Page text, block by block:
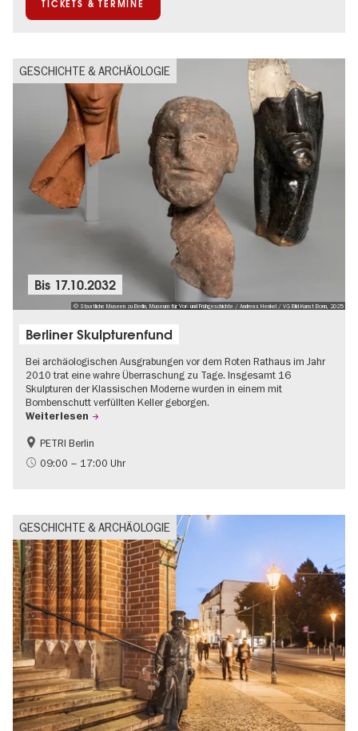
Open Air
TICKETS & TERMINE
GESCHICHTE & ARCHÄOLOGIE
© Staatliche Museen zu Berlin, Museum für Vor- und Frühgeschichte / Andreas Henkel / VG Bild-Kunst Bonn, 2025
Bis 17.10.2032
Berliner Skulpturenfund
Bei archäologischen Ausgrabungen vor dem Roten Rathaus im Jahr
2010 trat eine wahre Überraschung zu Tage. Insgesamt 16
Skulpturen der Klassischen Moderne wurden in einem mit
Bombenschutt verfüllten Keller geborgen.
Weiterlesen
NS-Geschichte
PETRI Berlin
09:00 – 17:00 Uhr
GESCHICHTE & ARCHÄOLOGIE